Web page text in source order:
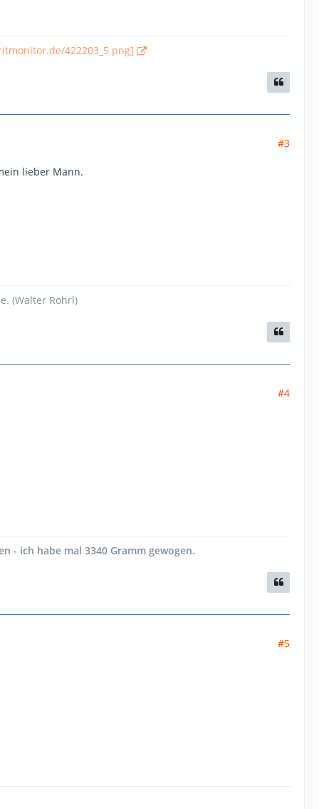
422203_5.png]
#3
lieber Mann.
(Walter Röhrl)
#4
- ich habe mal 3340 Gramm gewogen.
#5